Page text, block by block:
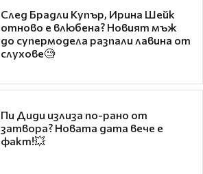
След Брадли Купър, Ирина Шейк
отново е влюбена? Новият мъж
до супермодела разпали лавина от
слухове🧐
Пи Диди излиза по-рано от
затвора? Новата дата вече е
факт!💥